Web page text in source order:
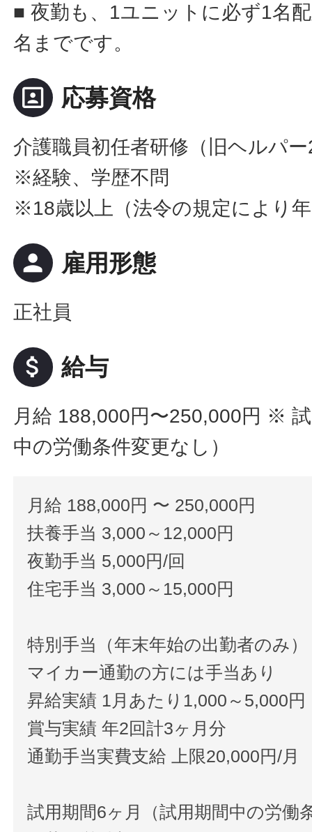
■ 夜勤も、1ユニットに必ず1名
名までです。
portrait 応募資格
介護職員初任者研修（旧ヘルパ
※経験、学歴不問
※18歳以上（法令の規定により
person 雇用形態
正社員
attach_money 給与
月給 188,000円〜250,000円 ※ 試
中の労働条件変更なし）
月給 188,000円 〜 250,000円
扶養手当 3,000～12,000円
夜勤手当 5,000円/回
住宅手当 3,000～15,000円
特別手当（年末年始の出勤者のみ）
マイカー通勤の方には手当あり
昇給実績 1月あたり1,000～5,000円
賞与実績 年2回計3ヶ月分
通勤手当実費支給 上限20,000円/月
試用期間6ヶ月（試用期間中の労働